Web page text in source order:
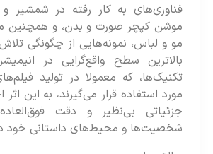
فناوری‌های به کار رفته در شمشیر و
موشن کپچر صورت و بدن، و همچنین
مو و لباس، نمونه‌هایی از چگونگی تلاش
بالاترین سطح واقع‌گرایی در انیمیشن
تکنیک‌ها، که معمولا در تولید فیلم‌های با
مورد استفاده قرار می‌گیرند، به این اثر
جزئیاتی بی‌نظیر و دقت فوق‌العاده‌ای
شخصیت‌ها و محیط‌های داستانی خود داشته